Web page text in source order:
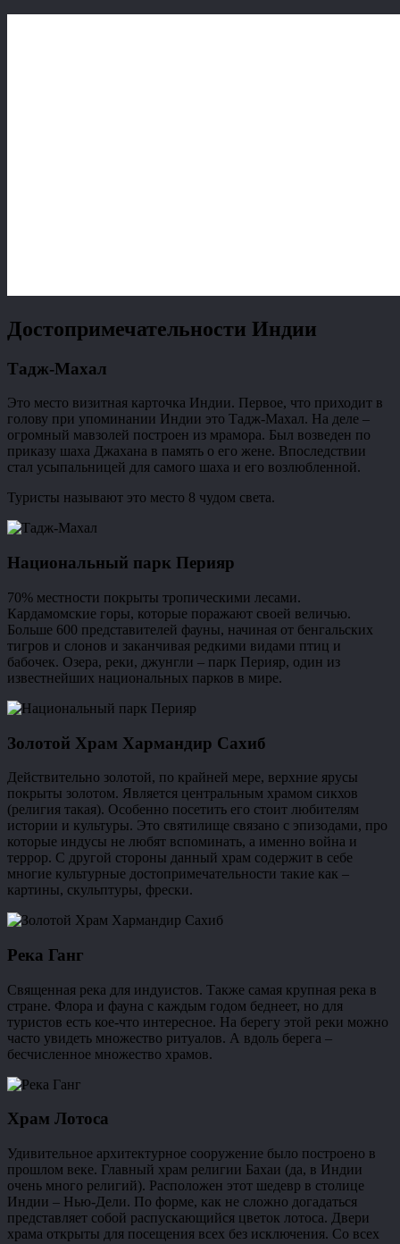
Достопримечательности Индии
Тадж-Махал
Это место визитная карточка Индии. Первое, что приходит в
голову при упоминании Индии это Тадж-Махал. На деле –
огромный мавзолей построен из мрамора. Был возведен по
приказу шаха Джахана в память о его жене. Впоследствии
стал усыпальницей для самого шаха и его возлюбленной.
Туристы называют это место 8 чудом света.
Национальный парк Перияр
70% местности покрыты тропическими лесами.
Кардамомские горы, которые поражают своей величью.
Больше 600 представителей фауны, начиная от бенгальских
тигров и слонов и заканчивая редкими видами птиц и
бабочек. Озера, реки, джунгли – парк Перияр, один из
известнейших национальных парков в мире.
Золотой Храм Хармандир Сахиб
Действительно золотой, по крайней мере, верхние ярусы
покрыты золотом. Является центральным храмом сикхов
(религия такая). Особенно посетить его стоит любителям
истории и культуры. Это святилище связано с эпизодами, про
которые индусы не любят вспоминать, а именно война и
террор. С другой стороны данный храм содержит в себе
многие культурные достопримечательности такие как –
картины, скульптуры, фрески.
Река Ганг
Священная река для индуистов. Также самая крупная река в
стране. Флора и фауна с каждым годом беднеет, но для
туристов есть кое-что интересное. На берегу этой реки можно
часто увидеть множество ритуалов. А вдоль берега –
бесчисленное множество храмов.
Храм Лотоса
Удивительное архитектурное сооружение было построено в
прошлом веке. Главный храм религии Бахаи (да, в Индии
очень много религий). Расположен этот шедевр в столице
Индии – Нью-Дели. По форме, как не сложно догадаться
представляет собой распускающийся цветок лотоса. Двери
храма открыты для посещения всех без исключения. Со всех